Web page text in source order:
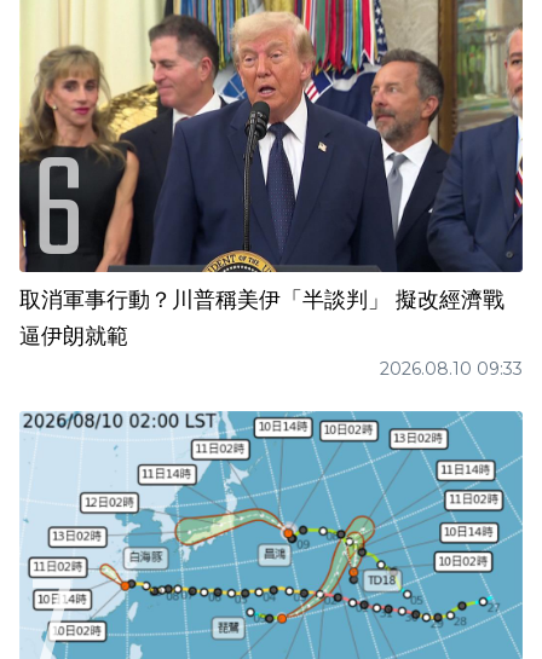
取消軍事行動？川普稱美伊「半談判」 擬改經濟戰
逼伊朗就範
2026.08.10 09:33